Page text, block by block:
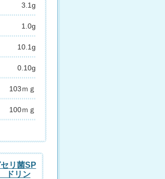
3.1g
1.0g
10.1g
0.10g
103ｍｇ
100ｍｇ
リ菌SP
ドリン